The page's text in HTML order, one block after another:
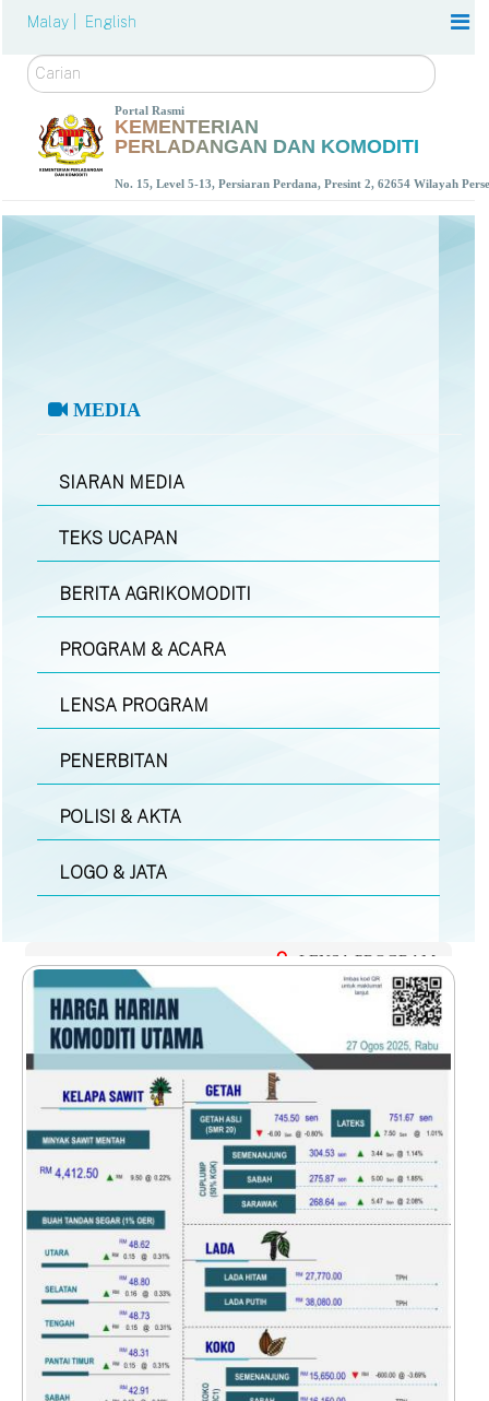
Malay | English
Carian
Portal Rasmi
KEMENTERIAN
PERLADANGAN DAN KOMODITI
No. 15, Level 5-13, Persiaran Perdana, Presint 2, 62654 Wilayah
MEDIA
SIARAN MEDIA
TEKS UCAPAN
BERITA AGRIKOMODITI
PROGRAM & ACARA
LENSA PROGRAM
PENERBITAN
POLISI & AKTA
LOGO & JATA
LENSA PROGRAM